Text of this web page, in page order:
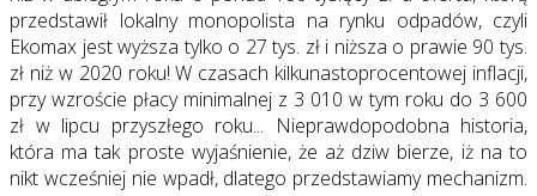
przedstawił lokalny monopolista na rynku odpadów, czyli
Ekomax jest wyższa tylko o 27 tys. zł i niższa o prawie 90 tys.
zł niż w 2020 roku! W czasach kilkunastoprocentowej inflacji,
przy wzroście płacy minimalnej z 3 010 w tym roku do 3 600
zł w lipcu przyszłego roku... Nieprawdopodobna historia,
która ma tak proste wyjaśnienie, że aż dziw bierze, iż na to
nikt wcześniej nie wpadł, dlatego przedstawiamy mechanizm.